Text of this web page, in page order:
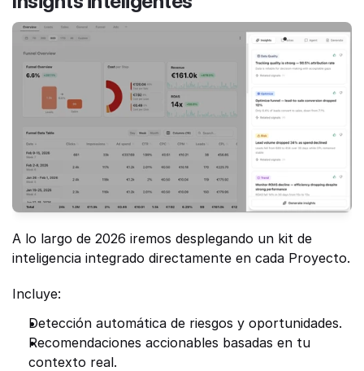
A lo largo de 2026 iremos desplegando un kit de
inteligencia integrado directamente en cada Proyecto.
Incluye:
Detección automática de riesgos y oportunidades.
Recomendaciones accionables basadas en tu
contexto real.